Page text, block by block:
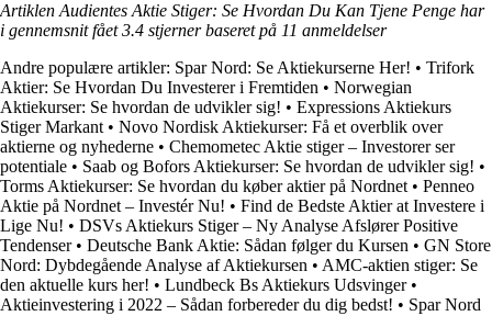
Artiklen Audientes Aktie Stiger: Se Hvordan Du Kan Tjene Penge har
i gennemsnit fået3.4 stjerner baseret på 11 anmeldelser
Andre populære artikler: Spar Nord: Se Aktiekurserne Her! • Trifork
Aktier: Se Hvordan Du Investerer i Fremtiden • Norwegian
Aktiekurser: Se hvordan de udvikler sig! • Expressions Aktiekurs
Stiger Markant • Novo Nordisk Aktiekurser: Få et overblik over
aktierne og nyhederne • Chemometec Aktie stiger – Investorer ser
potentiale • Saab og Bofors Aktiekurser: Se hvordan de udvikler sig! •
Torms Aktiekurser: Se hvordan du køber aktier på Nordnet • Penneo
Aktie på Nordnet – Investér Nu! • Find de Bedste Aktier at Investere i
Lige Nu! • DSVs Aktiekurs Stiger – Ny Analyse Afslører Positive
Tendenser• Deutsche Bank Aktie: Sådan følger du Kursen • GN Store
Nord: Dybdegående Analyse af Aktiekursen • AMC-aktien stiger: Se
den aktuelle kurs her! • Lundbeck Bs Aktiekurs Udsvinger•
Aktieinvestering i 2022 – Sådan forbereder du dig bedst! • Spar Nord